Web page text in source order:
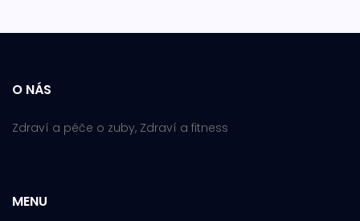
O NÁS
Zdraví a péče o zuby, Zdraví a fitness
MENU